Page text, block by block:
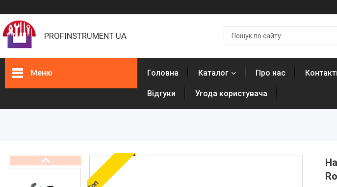
PROFINSTRUMENT UA
Меню
Обладнання для виробництва
рукавів високого тиску (РВТ)
Головна Каталог Про нас
Відгуки Угода користувача